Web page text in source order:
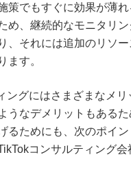
策でもすぐに効果が薄
め、継続的なモニタリ
、それには追加のリソー
ます。
ングにはさまざまなメリ
うなデメリットもあるた
るためにも、次のポイン
コンサルティング会